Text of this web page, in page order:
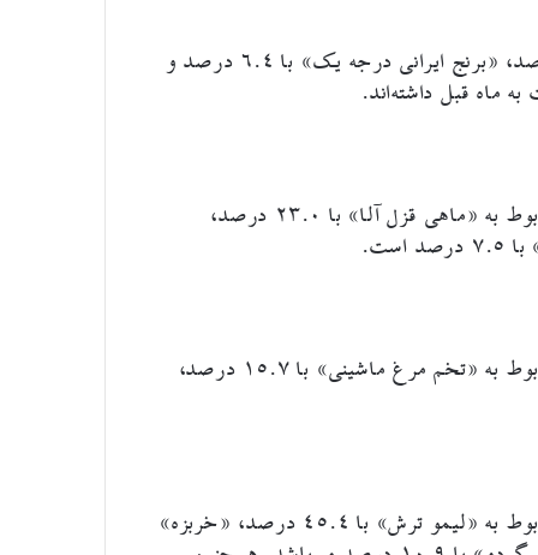
در این گروه، اقلام «برنج خارجی درجه یک» با ۷.۷ درصد، «برنج ایرانی درجه یک» با ۶.۴ درصد و
در این گروه، بیشترین افزایش قیمت نسبت به ماه قبل مربوط به «ماهی قزل آلا» با ۲۳.۰ درصد،
در این گروه، بیشترین افزایش قیمت نسبت به ماه قبل مربوط به «تخم مرغ ماشینی» با ۱۵.۷ درصد،
در این گروه، بیشترین افزایش قیمت نسبت به ماه قبل مربوط به «لیمو ترش» با ۴۵.۴ درصد، «خربزه»